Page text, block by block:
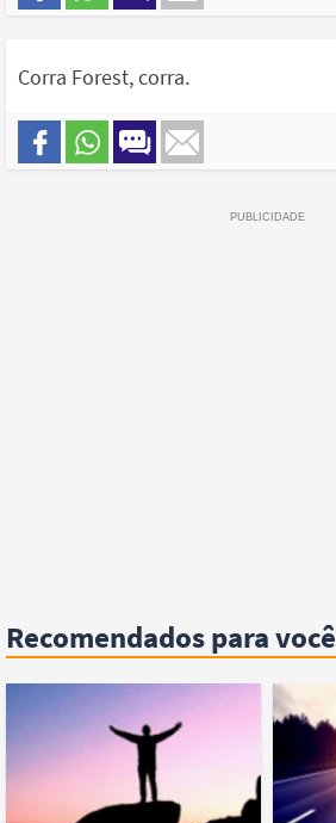
Corra Forest, corra.
Recomendados para você